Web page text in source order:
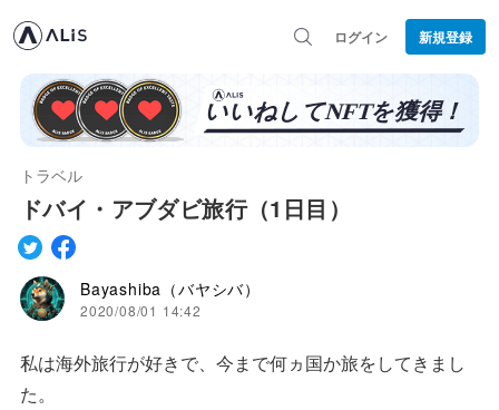
ログイン 新規登録
トラベル
ドバイ・アブダビ旅行（1日目）
Bayashiba（バヤシバ）
2020/08/01 14:42
私は海外旅行が好きで、今まで何ヵ国か旅をしてきまし
た。